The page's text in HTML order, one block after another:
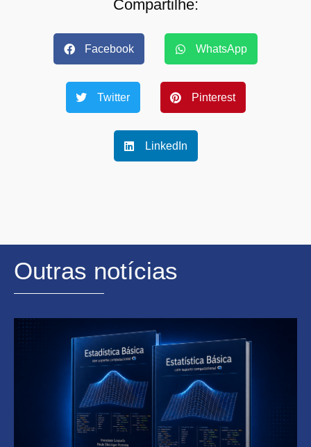
Compartilhe:
Facebook WhatsApp
Twitter Pinterest
LinkedIn
Outras notícias